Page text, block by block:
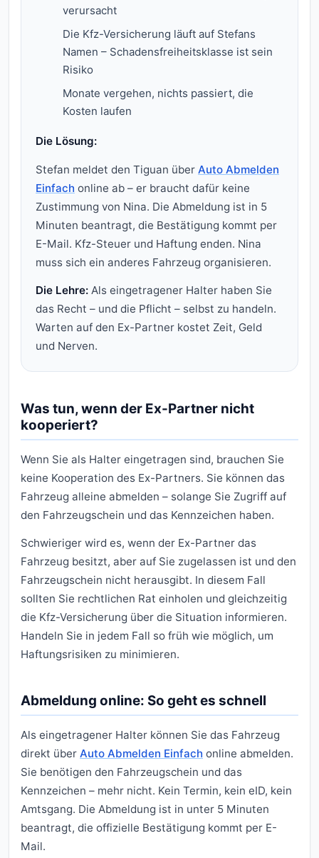
verursacht
Die Kfz-Versicherung läuft auf Stefans
Namen – Schadensfreiheitsklasse ist sein
Risiko
Monate vergehen, nichts passiert, die
Kosten laufen
Die Lösung:
Stefan meldet den Tiguan über Auto Abmelden
Einfach online ab – er braucht dafür keine
Zustimmung von Nina. Die Abmeldung ist in 5
Minuten beantragt, die Bestätigung kommt per
E-Mail. Kfz-Steuer und Haftung enden. Nina
muss sich ein anderes Fahrzeug organisieren.
Die Lehre: Als eingetragener Halter haben Sie
das Recht – und die Pflicht – selbst zu handeln.
Warten auf den Ex-Partner kostet Zeit, Geld
und Nerven.
Was tun, wenn der Ex-Partner nicht
kooperiert?
Wenn Sie als Halter eingetragen sind, brauchen Sie
keine Kooperation des Ex-Partners. Sie können das
Fahrzeug alleine abmelden – solange Sie Zugriff auf
den Fahrzeugschein und das Kennzeichen haben.
Schwieriger wird es, wenn der Ex-Partner das
Fahrzeug besitzt, aber auf Sie zugelassen ist und den
Fahrzeugschein nicht herausgibt. In diesem Fall
sollten Sie rechtlichen Rat einholen und gleichzeitig
die Kfz-Versicherung über die Situation informieren.
Handeln Sie in jedem Fall so früh wie möglich, um
Haftungsrisiken zu minimieren.
Abmeldung online: So geht es schnell
Als eingetragener Halter können Sie das Fahrzeug
direkt über Auto Abmelden Einfach online abmelden.
Sie benötigen den Fahrzeugschein und das
Kennzeichen – mehr nicht. Kein Termin, kein eID, kein
Amtsgang. Die Abmeldung ist in unter 5 Minuten
beantragt, die offizielle Bestätigung kommt per E-
Mail.